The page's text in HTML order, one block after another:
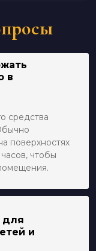
в
средства
поверхностях
чтобы
для
и